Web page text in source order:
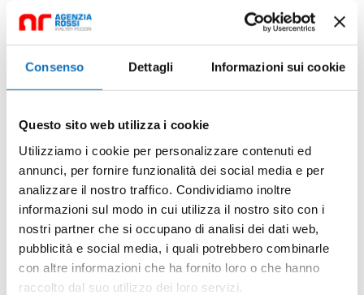
Consenso Dettagli Informazioni sui cookie
Questo sito web utilizza i cookie
Utilizziamo i cookie per personalizzare contenuti ed
annunci, per fornire funzionalità dei social media e per
analizzare il nostro traffico. Condividiamo inoltre
informazioni sul modo in cui utilizza il nostro sito con i
nostri partner che si occupano di analisi dei dati web,
pubblicità e social media, i quali potrebbero combinarle
con altre informazioni che ha fornito loro o che hanno
raccolto dal suo utilizzo dei loro servizi.
(2 Gäste) (2 Gäste)
Eigenschaften
Küche Kühlschrank
Terrasse Waschmaschine
Preise